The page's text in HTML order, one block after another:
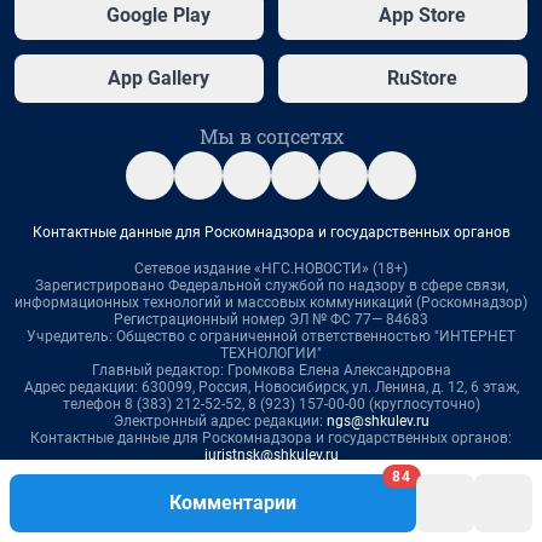
Комментарии
84
Google Play App Store
App Gallery RuStore
Мы в соцсетях
Контактные данные для Роскомнадзора и государственных органов
Сетевое издание «НГС.НОВОСТИ» (18+)
Зарегистрировано Федеральной службой по надзору в сфере связи,
информационных технологий и массовых коммуникаций (Роскомнадзор)
Регистрационный номер ЭЛ № ФС 77— 84683
Учредитель: Общество с ограниченной ответственностью "ИНТЕРНЕТ
ТЕХНОЛОГИИ"
Главный редактор: Громкова Елена Александровна
Адрес редакции: 630099, Россия, Новосибирск, ул. Ленина, д. 12, 6 этаж,
телефон 8 (383) 212-52-52, 8 (923) 157-00-00 (круглосуточно)
Электронный адрес редакции: ngs@shkulev.ru
Контактные данные для Роскомнадзора и государственных органов:
juristnsk@shkulev.ru
Техподдержка:help@shkulev.ruили воспользуйтесь веб-формой
Связаться с отделом продаж: 8 (383) 212-52-52, 8 (800) 200-03-83 (звонок
с сотового бесплатный),reklamangs@shkulev.ru